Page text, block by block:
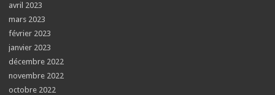
avril 2023
mars 2023
février 2023
janvier 2023
décembre 2022
novembre 2022
octobre 2022